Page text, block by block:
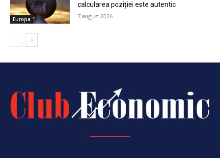
Europa
calcularea poziției este autentic
7 august 2026